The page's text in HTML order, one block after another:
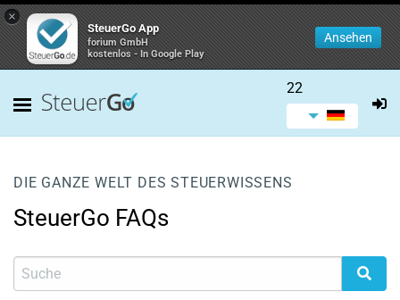
×
SteuerGo App
forium GmbH
kostenlos - In Google Play
Ansehen
22
DIE GANZE WELT DES STEUERWISSENS
SteuerGo FAQs